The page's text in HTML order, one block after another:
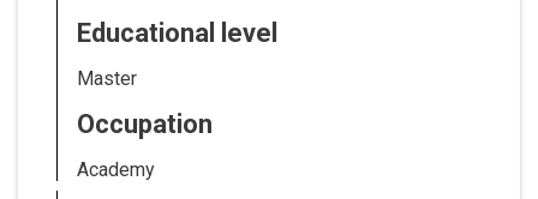
Educational level
Master
Occupation
Academy